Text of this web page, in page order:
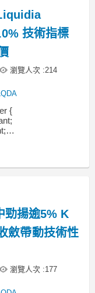
技術指標
瀏覽人次 :214
{
/* 自動換行 */
揚逾5% K
斂帶動技術性
瀏覽人次 :177